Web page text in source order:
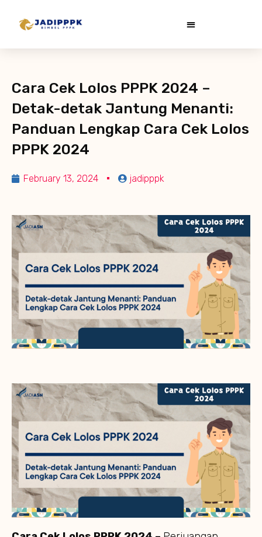
Cara Cek Lolos PPPK 2024 –
Detak-detak Jantung Menanti:
Panduan Lengkap Cara Cek Lolos
PPPK 2024
February 13, 2024 jadipppk